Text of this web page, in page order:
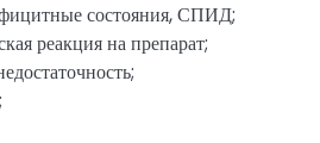
состояния, СПИД;
реакция на препарат;